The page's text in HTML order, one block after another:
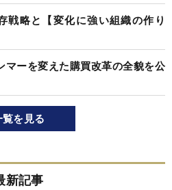
戦略と【変化に強い組織の作り
ーを変えた購買改革の全貌を公
覧を見る
新記事